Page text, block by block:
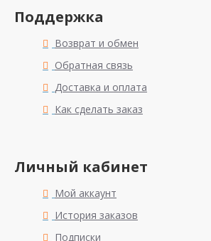
Поддержка
Возврат и обмен
Обратная связь
Доставка и оплата
Как сделать заказ
Личный кабинет
Мой аккаунт
История заказов
Подписки